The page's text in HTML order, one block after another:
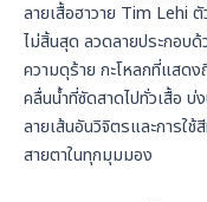
ลายเสื้อฮาวาย Tim Lehi
ไม่สิ้นสุด ลวดลายประกอบ
ความดุร้าย กะโหลกที่แสด
คลื่นน้ำที่ซัดสาดไปทั่วเสื้อ
ลายเส้นอันวิจิตรและการใ
สายตาในทุกมุมมอง